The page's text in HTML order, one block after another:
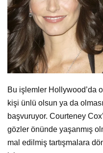
Bu işlemler Hollywood’da
kişi ünlü olsun ya da
başvuruyor. Courteney
gözler önünde yaşanmış
mal edilmiş tartışmalara